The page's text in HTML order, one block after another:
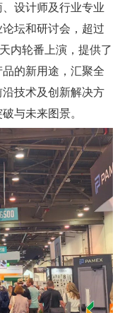
设计师及行业专业
坛和研讨会，超过
内轮番上演，提供了
的新用途，汇聚全
技术及创新解决方
与未来图景。